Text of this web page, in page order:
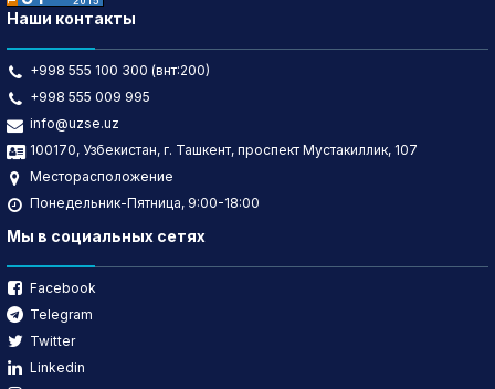
Наши контакты
+998 555 100 300 (внт:200)
+998 555 009 995
info@uzse.uz
100170, Узбекистан, г. Ташкент, проспект Мустакиллик, 107
Месторасположение
Понедельник-Пятница, 9:00-18:00
Мы в социальных сетях
Facebook
Telegram
Twitter
Linkedin